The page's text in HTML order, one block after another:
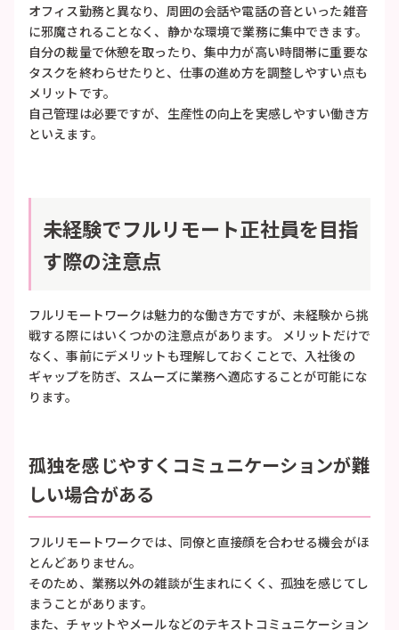
オフィス勤務と異なり、周囲の会話や電話の音といった雑音
に邪魔されることなく、静かな環境で業務に集中できます。
自分の裁量で休憩を取ったり、集中力が高い時間帯に重要な
タスクを終わらせたりと、仕事の進め方を調整しやすい点も
メリットです。
自己管理は必要ですが、生産性の向上を実感しやすい働き方
といえます。
未経験でフルリモート正社員を目指
す際の注意点
フルリモートワークは魅力的な働き方ですが、未経験から挑
戦する際にはいくつかの注意点があります。 メリットだけで
なく、事前にデメリットも理解しておくことで、入社後の
ギャップを防ぎ、スムーズに業務へ適応することが可能にな
ります。
孤独を感じやすくコミュニケーションが難
しい場合がある
フルリモートワークでは、同僚と直接顔を合わせる機会がほ
とんどありません。
そのため、業務以外の雑談が生まれにくく、孤独を感じてし
まうことがあります。
また、チャットやメールなどのテキストコミュニケーション